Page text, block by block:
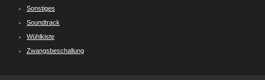
Sonstiges
Soundtrack
Wühlkiste
Zwangsbeschallung